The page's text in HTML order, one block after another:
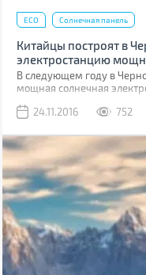
ECO Солнечная панель
Китайцы построят в
электростанцию
В следующем году в
мощная солнечная
24.11.2016
752